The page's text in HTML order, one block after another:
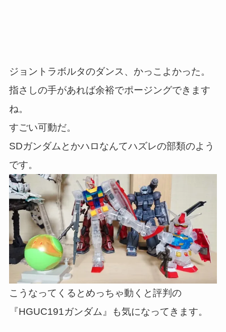
ジョントラボルタのダンス、かっこよかった。
指さしの手があれば余裕でポージングできます
ね。
すごい可動だ。
SDガンダムとかハロなんてハズレの部類のよう
です。
こうなってくるとめっちゃ動くと評判の
『HGUC191ガンダム』も気になってきます。